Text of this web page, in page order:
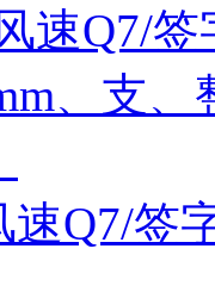
速Q7/签